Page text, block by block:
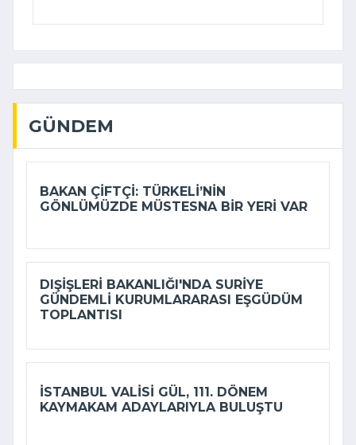
GÜNDEM
BAKAN ÇIFTÇI: TÜRKELI’NIN
GÖNLÜMÜZDE MÜSTESNA BIR YERI VAR
DIŞIŞLERI BAKANLIĞI'NDA SURIYE
GÜNDEMLI KURUMLARARASI EŞGÜDÜM
TOPLANTISI
İSTANBUL VALISI GÜL, 111. DÖNEM
KAYMAKAM ADAYLARIYLA BULUŞTU